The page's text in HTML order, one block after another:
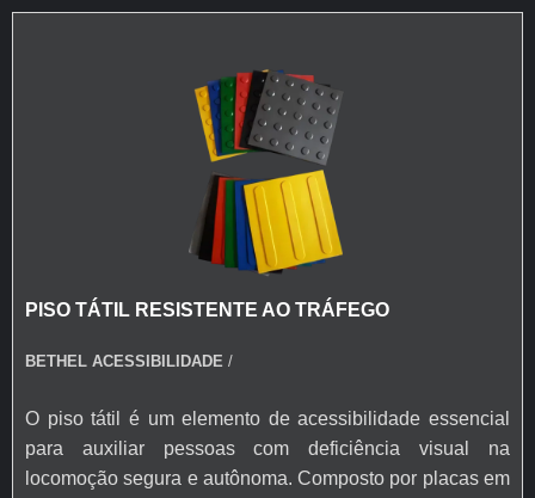
PISO TÁTIL RESISTENTE AO TRÁFEGO
BETHEL ACESSIBILIDADE /
O piso tátil é um elemento de acessibilidade essencial
para auxiliar pessoas com deficiência visual na
locomoção segura e autônoma. Composto por placas em